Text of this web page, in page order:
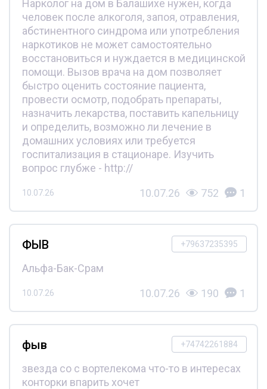
Нарколог на дом в Балашихе нужен, когда
человек после алкоголя, запоя, отравления,
абстинентного синдрома или употребления
наркотиков не может самостоятельно
восстановиться и нуждается в медицинской
помощи. Вызов врача на дом позволяет
быстро оценить состояние пациента,
провести осмотр, подобрать препараты,
назначить лекарства, поставить капельницу
и определить, возможно ли лечение в
домашних условиях или требуется
госпитализация в стационаре. Изучить
вопрос глубже - http://
10.07.26 10.07.26 752 1
+79637235395
ФЫВ
Альфа-Бак-Срам
10.07.26 10.07.26 190 1
+74742261884
фыв
звезда со с вортелекома что-то в интересах
конторки впарить хочет